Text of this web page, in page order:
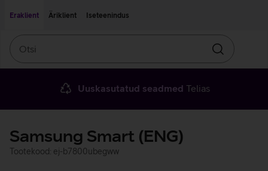
Eraklient
Äriklient Iseteenindus
Otsin
Uuskasutatud seadmed Telias
Samsung Smart (ENG)
Tootekood: ej-b7800ubegww